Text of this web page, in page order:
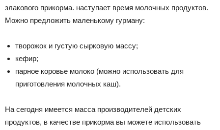
злакового прикорма. наступает время молочных продуктов.
Можно предложить маленькому гурману:
творожок и густую сырковую массу;
кефир;
парное коровье молоко (можно использовать для
приготовления молочных каш).
На сегодня имеется масса производителей детских
продуктов, в качестве прикорма вы можете использовать